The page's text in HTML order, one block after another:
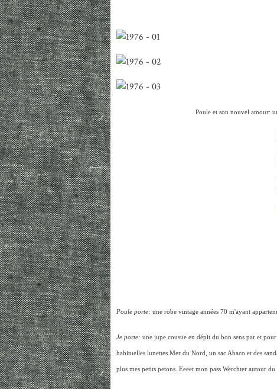
Poule et son nouvel amour:
Poule porte: une robe vintage années 70 m'ayant
Je porte: une jupe cousue en dépit du bon sens par et
habituelles lunettes Mer du Nord, un sac Abaco et des
plus mes petits petons. Eeeet mon pass Werchter autour